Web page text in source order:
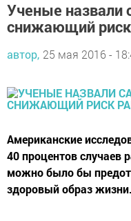
Ученые
снижающий
автор, 25 мая 2016 -
Американские
40 процентов случаев
можно было бы
здоровый образ жизни.